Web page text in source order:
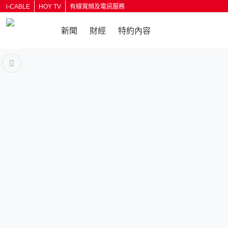
i-CABLE HOY TV 有線寬頻及電訊服務
新聞 財經 特約內容